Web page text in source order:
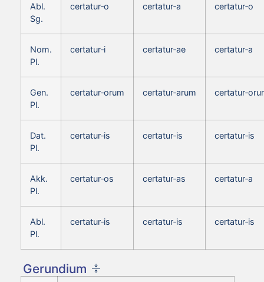
Abl.
Sg.
certatur‑o certatur‑a certatur‑o
Nom.
Pl.
certatur‑i certatur‑ae certatur‑a
Gen.
Pl.
certatur‑orum certatur‑arum
Dat.
Pl.
certatur‑is certatur‑is certatur‑is
Akk.
Pl.
certatur‑os certatur‑as certatur‑a
Abl.
Pl.
certatur‑is certatur‑is certatur‑is
Gerundium